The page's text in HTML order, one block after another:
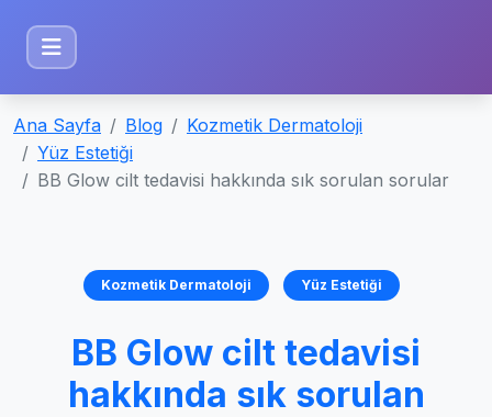
Ana Sayfa Blog
Kozmetik Dermatoloji
Yüz Estetiği
BB Glow cilt tedavisi hakkında sık sorulan sorular
Kozmetik Dermatoloji Yüz Estetiği
BB Glow cilt tedavisi
hakkında sık sorulan